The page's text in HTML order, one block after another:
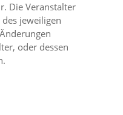
Die Veranstalter
jeweiligen
oder dessen